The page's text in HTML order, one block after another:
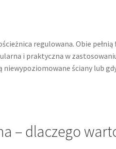
regulowana. Obie
i praktyczna w
ściany lub
– dlaczego